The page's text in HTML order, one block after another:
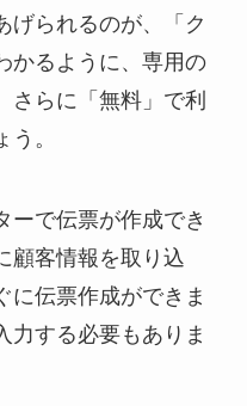
げられるのが、「ク
かるように、専用の
さらに「無料」で利
。
ーで伝票が作成でき
顧客情報を取り込
に伝票作成ができま
力する必要もありま